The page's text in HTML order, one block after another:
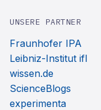
UNSERE PARTNER
Fraunhofer IPA
Leibniz-Institut ifl
wissen.de
ScienceBlogs
experimenta